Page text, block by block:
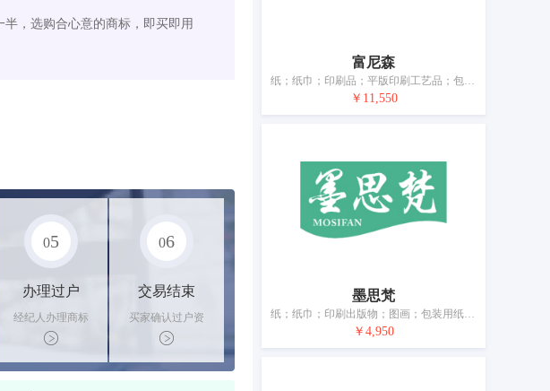
，选购合心意的商标，即买即用
05
办理过户
经纪人办理商标
转让手续，交付
相关证书
06
交易结束
买家确认过户资
料后，平台解冻
资金支付卖家
富尼森
纸；纸巾；印刷品；平版印刷工艺品；包装用纸袋或塑料袋（信封、小袋）；办公用碎纸机；文件夹（办公用品）；书写工具；绘画板；数学教具
￥11,550
墨思梵
纸；纸巾；印刷出版物；图画；包装用纸袋或塑料袋（信封、小袋）；家具除外的办公必需品；文具；书写工具；绘画材料；教学材料（仪器除外）
￥4,950